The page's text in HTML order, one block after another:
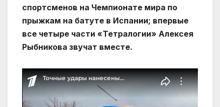
спортсменов на Чемпионате мира по
прыжкам на батуте в Испании; впервые
все четыре части «Тетралогии» Алексея
Рыбникова звучат вместе.